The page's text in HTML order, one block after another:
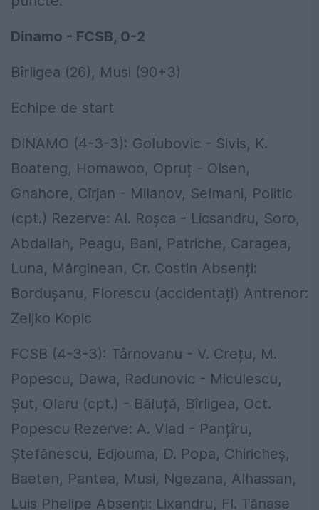
Dinamo - FCSB, 0-2
Bîrligea (26), Musi (90+3)
Echipe de start
DINAMO (4-3-3): Golubovic - Sivis, K.
Boateng, Homawoo, Opruț - Olsen,
Gnahore, Cîrjan - Milanov, Selmani, Politic
(cpt.) Rezerve: Al. Roșca - Licsandru, Soro,
Abdallah, Peagu, Bani, Patriche, Caragea,
Luna, Mărginean, Cr. Costin Absenți:
Bordușanu, Florescu (accidentați) Antrenor:
Zeljko Kopic
FCSB (4-3-3): Târnovanu - V. Crețu, M.
Popescu, Dawa, Radunovic - Miculescu,
Șut, Olaru (cpt.) - Băluță, Bîrligea, Oct.
Popescu Rezerve: A. Vlad - Panțîru,
Ștefănescu, Edjouma, D. Popa, Chiricheș,
Baeten, Pantea, Musi, Ngezana, Alhassan,
Luis Phelipe Absenți: Lixandru, Fl. Tănase